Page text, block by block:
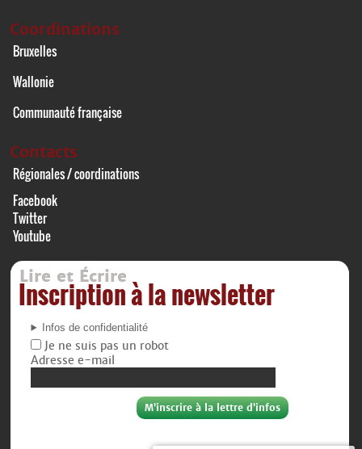
Coordinations
Bruxelles
Wallonie
Communauté française
Contacts
Régionales / coordinations
Facebook
Twitter
Youtube
Lire et Écrire
Inscription à la newsletter
Infos de confidentialité
Je ne suis pas un robot
Adresse e-mail